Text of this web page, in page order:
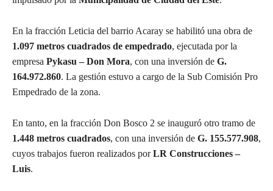
En la fracción Leticia del barrio Acaray se habilitó una obra de
1.097 metros cuadrados de empedrado, ejecutada por la
empresa Pykasu – Don Mora, con una inversión de G.
164.972.860. La gestión estuvo a cargo de la Sub Comisión Pro
Empedrado de la zona.
En tanto, en la fracción Don Bosco 2 se inauguró otro tramo de
1.448 metros cuadrados, con una inversión de G. 155.577.908,
cuyos trabajos fueron realizados porLR Construcciones –
Luis.